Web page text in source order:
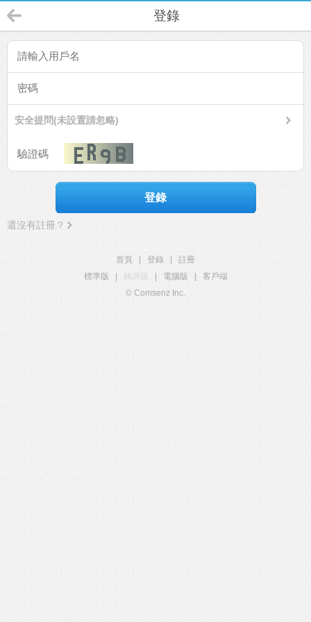
登錄
安全提問(未設置請忽略)
登錄
還沒有註冊？
首頁 登錄
註冊
標準版
觸屏版 電腦版
客戶端
© Comsenz Inc.